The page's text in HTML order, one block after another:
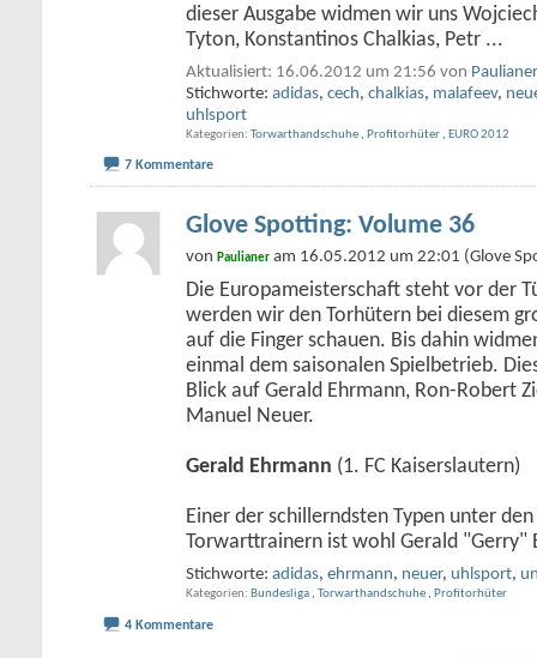
dieser Ausgabe widmen wir uns
Tyton, Konstantinos Chalkias, Petr ...
Aktualisiert: 16.06.2012 um 21:56 von Paulianer
Stichworte: adidas, cech, chalkias, malafeev,
uhlsport
Kategorien Torwarthandschuhe , Profitorhüter , EURO 2012
7 Kommentare
Glove Spotting: Volume 36
von Paulianer am 16.05.2012 um 22:01 (Glove
Die Europameisterschaft steht vor der
werden wir den Torhütern bei diesem
auf die Finger schauen. Bis dahin
einmal dem saisonalen Spielbetrieb.
Blick auf Gerald Ehrmann, Ron-Robert
Manuel Neuer.
Gerald Ehrmann (1. FC Kaiserslautern)
Einer der schillerndsten Typen unter
Torwarttrainern ist wohl Gerald "Gerry"
Stichworte: adidas, ehrmann, neuer, uhlsport,
Kategorien Bundesliga , Torwarthandschuhe , Profitorhüter
4 Kommentare